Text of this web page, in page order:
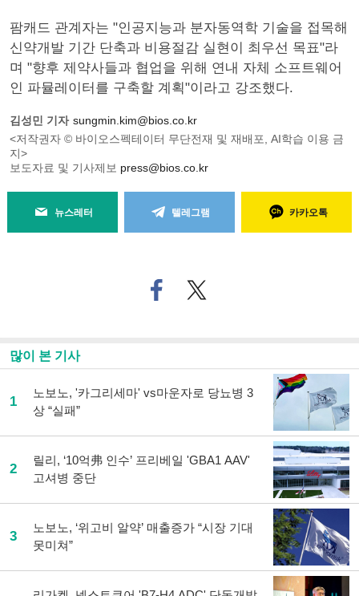
팜캐드 관계자는 "인공지능과 분자동역학 기술을 접목해
신약개발 기간 단축과 비용절감 실현이 최우선 목표"라
며 "향후 제약사들과 협업을 위해 연내 자체 소프트웨어
인 파뮬레이터를 구축할 계획"이라고 강조했다.
김성민 기자 sungmin.kim@bios.co.kr
<저작권자 © 바이오스펙테이터 무단전재 및 재배포, AI학습 이용 금
지>
보도자료 및 기사제보 press@bios.co.kr
뉴스레터 텔레그램 카카오톡
페
이
기
사
공
트위
터로
많이 본 기사
1
노보노, '카그리세마' vs마운자로 당뇨병 3
상 “실패”
2
릴리, ‘10억弗 인수’ 프리베일 'GBA1 AAV'
고셔병 중단
3
노보노, ‘위고비 알약’ 매출증가 “시장 기대
못미쳐”